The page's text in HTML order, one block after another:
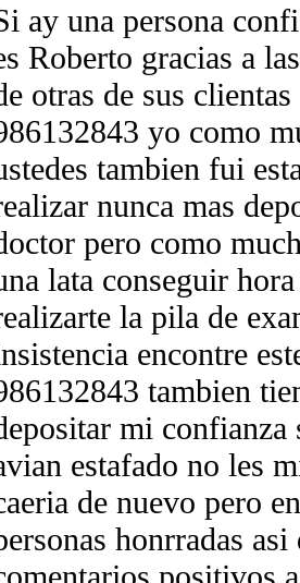
ay una persona
Roberto gracias a
otras de sus
yo como
tambien fui
nunca mas
pero como
lata conseguir
la pila de
encontre
tambien
mi confianza
estafado no les
de nuevo pero
honrradas
positivos